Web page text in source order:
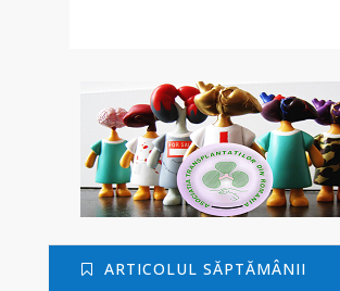
ARTICOLUL SĂPTĂMÂNII